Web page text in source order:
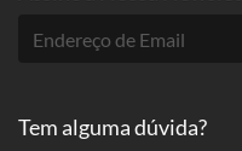
Tem alguma dúvida?